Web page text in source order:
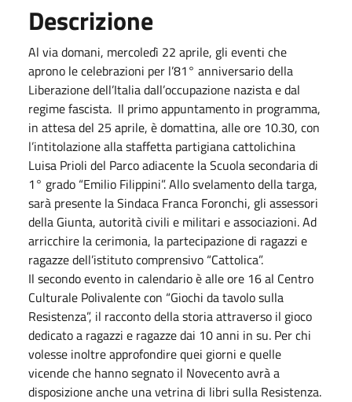
Descrizione
Al via domani, mercoledì 22 aprile, gli eventi che
aprono le celebrazioni per l’81° anniversario della
Liberazione dell’Italia dall’occupazione nazista e dal
regime fascista. Il primo appuntamento in programma,
in attesa del 25 aprile, è domattina, alle ore 10.30, con
l’intitolazione alla staffetta partigiana cattolichina
Luisa Prioli del Parco adiacente la Scuola secondaria di
1° grado “Emilio Filippini”. Allo svelamento della targa,
sarà presente la Sindaca Franca Foronchi, gli assessori
della Giunta, autorità civili e militari e associazioni. Ad
arricchire la cerimonia, la partecipazione di ragazzi e
ragazze dell’istituto comprensivo “Cattolica”.
Il secondo evento in calendario è alle ore 16 al Centro
Culturale Polivalente con “Giochi da tavolo sulla
Resistenza”, il racconto della storia attraverso il gioco
dedicato a ragazzi e ragazze dai 10 anni in su. Per chi
volesse inoltre approfondire quei giorni e quelle
vicende che hanno segnato il Novecento avrà a
disposizione anche una vetrina di libri sulla Resistenza.